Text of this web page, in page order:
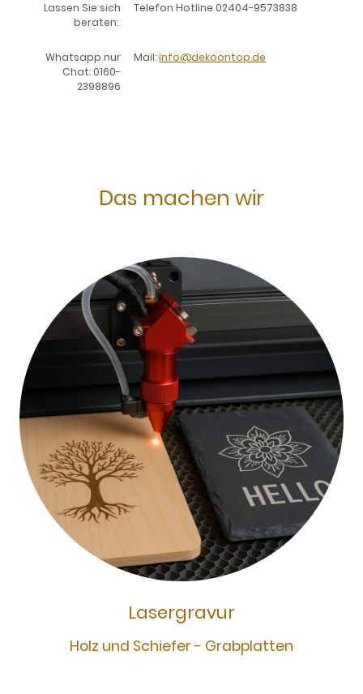
Lassen Sie sich
beraten:
Telefon Hotline 02404-9573838
Whatsapp nur
Chat: 0160-
2398896
Mail:info@dekoontop.de
Das machen wir
Lasergravur
Holz und Schiefer - Grabplatten